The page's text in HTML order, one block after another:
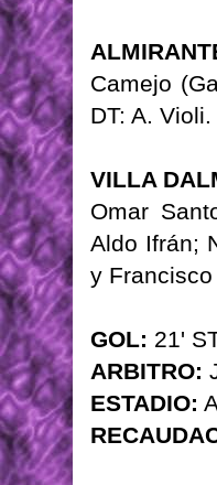
Camejo
DT: A. Violi.
VILLA
Omar
Aldo Ifrán;
y
GOL: 21'
ARBITRO:
ESTADIO: